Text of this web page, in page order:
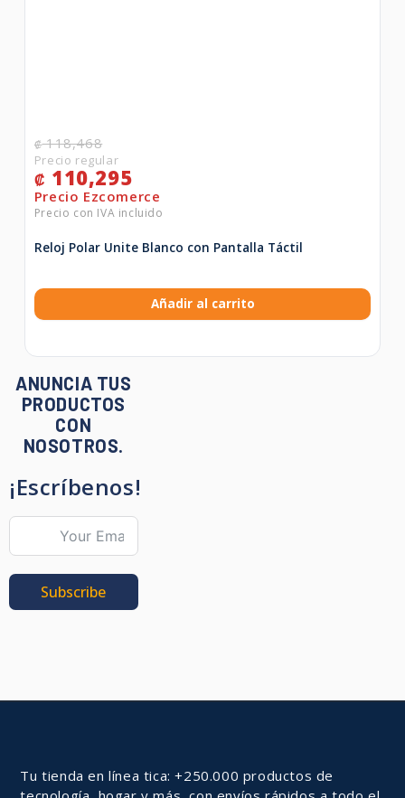
₡118,468
₡ 110,295
Reloj Polar Unite Blanco con Pantalla Táctil
Añadir al carrito
ANUNCIA TUS
PRODUCTOS
CON
NOSOTROS.
¡Escríbenos!
Subscribe
Tu tienda en línea tica: +250.000 productos de